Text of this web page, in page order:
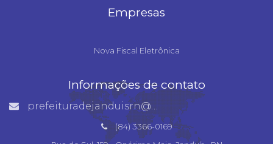
Empresas
Nova Fiscal Eletrônica
Informações de contato
prefeituradejanduisrn@gmail.com
(84) 3366-0169